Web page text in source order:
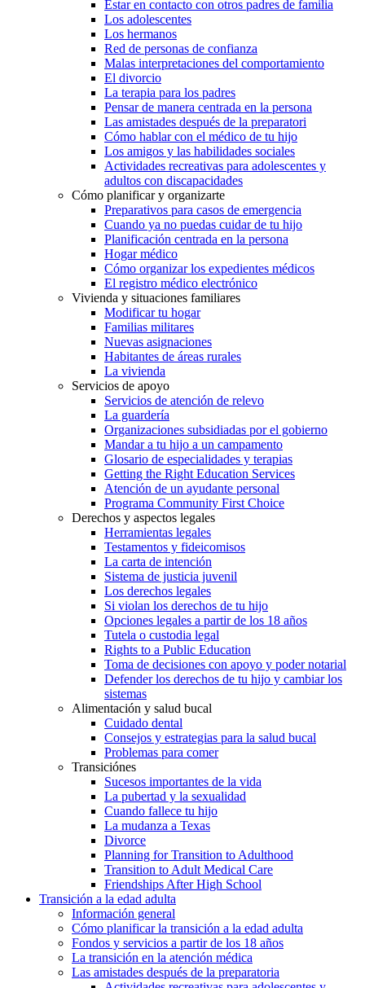
Estar en contacto con otros padres de familia
Los adolescentes
Los hermanos
Red de personas de confianza
Malas interpretaciones del comportamiento
El divorcio
La terapia para los padres
Pensar de manera centrada en la persona
Las amistades después de la preparatori
Cómo hablar con el médico de tu hijo
Los amigos y las habilidades sociales
Actividades recreativas para adolescentes y
adultos con discapacidades
Cómo planificar y organizarte
Preparativos para casos de emergencia
Cuando ya no puedas cuidar de tu hijo
Planificación centrada en la persona
Hogar médico
Cómo organizar los expedientes médicos
El registro médico electrónico
Vivienda y situaciones familiares
Modificar tu hogar
Familias militares
Nuevas asignaciones
Habitantes de áreas rurales
La vivienda
Servicios de apoyo
Servicios de atención de relevo
La guardería
Organizaciones subsidiadas por el gobierno
Mandar a tu hijo a un campamento
Glosario de especialidades y terapias
Getting the Right Education Services
Atención de un ayudante personal
Programa Community First Choice
Derechos y aspectos legales
Herramientas legales
Testamentos y fideicomisos
La carta de intención
Sistema de justicia juvenil
Los derechos legales
Si violan los derechos de tu hijo
Opciones legales a partir de los 18 años
Tutela o custodia legal
Rights to a Public Education
Toma de decisiones con apoyo y poder notarial
Defender los derechos de tu hijo y cambiar los
sistemas
Alimentación y salud bucal
Cuidado dental
Consejos y estrategias para la salud bucal
Problemas para comer
Transiciónes
Sucesos importantes de la vida
La pubertad y la sexualidad
Cuando fallece tu hijo
La mudanza a Texas
Divorce
Planning for Transition to Adulthood
Transition to Adult Medical Care
Friendships After High School
Transición a la edad adulta
Información general
Cómo planificar la transición a la edad adulta
Fondos y servicios a partir de los 18 años
La transición en la atención médica
Las amistades después de la preparatoria